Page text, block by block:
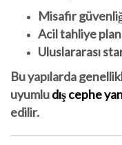
Misafir
Acil tahliye
Uluslararası
Bu yapılarda
uyumludış cephe
edilir.